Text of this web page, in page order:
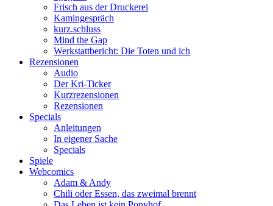
Frisch aus der Druckerei
Kamingespräch
kurz.schluss
Mind the Gap
Werkstattbericht: Die Toten und ich
Rezensionen
Audio
Der Kri-Ticker
Kurzrezensionen
Rezensionen
Specials
Anleitungen
In eigener Sache
Specials
Spiele
Webcomics
Adam & Andy
Chili oder Essen, das zweimal brennt